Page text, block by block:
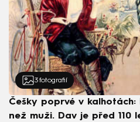
3 fotografií
Češky poprvé v kalhotách:
než muži. Dav je před 110